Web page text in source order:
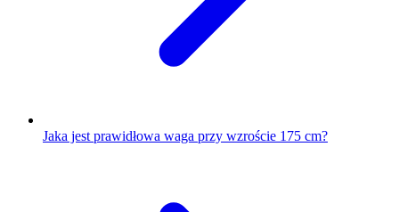
Jaka jest prawidłowa waga przy wzroście 175 cm?